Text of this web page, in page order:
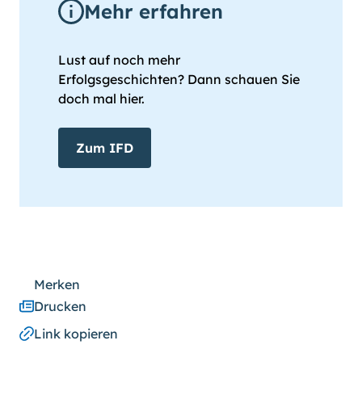
Mehr erfahren
Lust auf noch mehr
Erfolgsgeschichten? Dann schauen Sie
doch mal hier.
Zum IFD
Merken
Drucken
Link kopieren